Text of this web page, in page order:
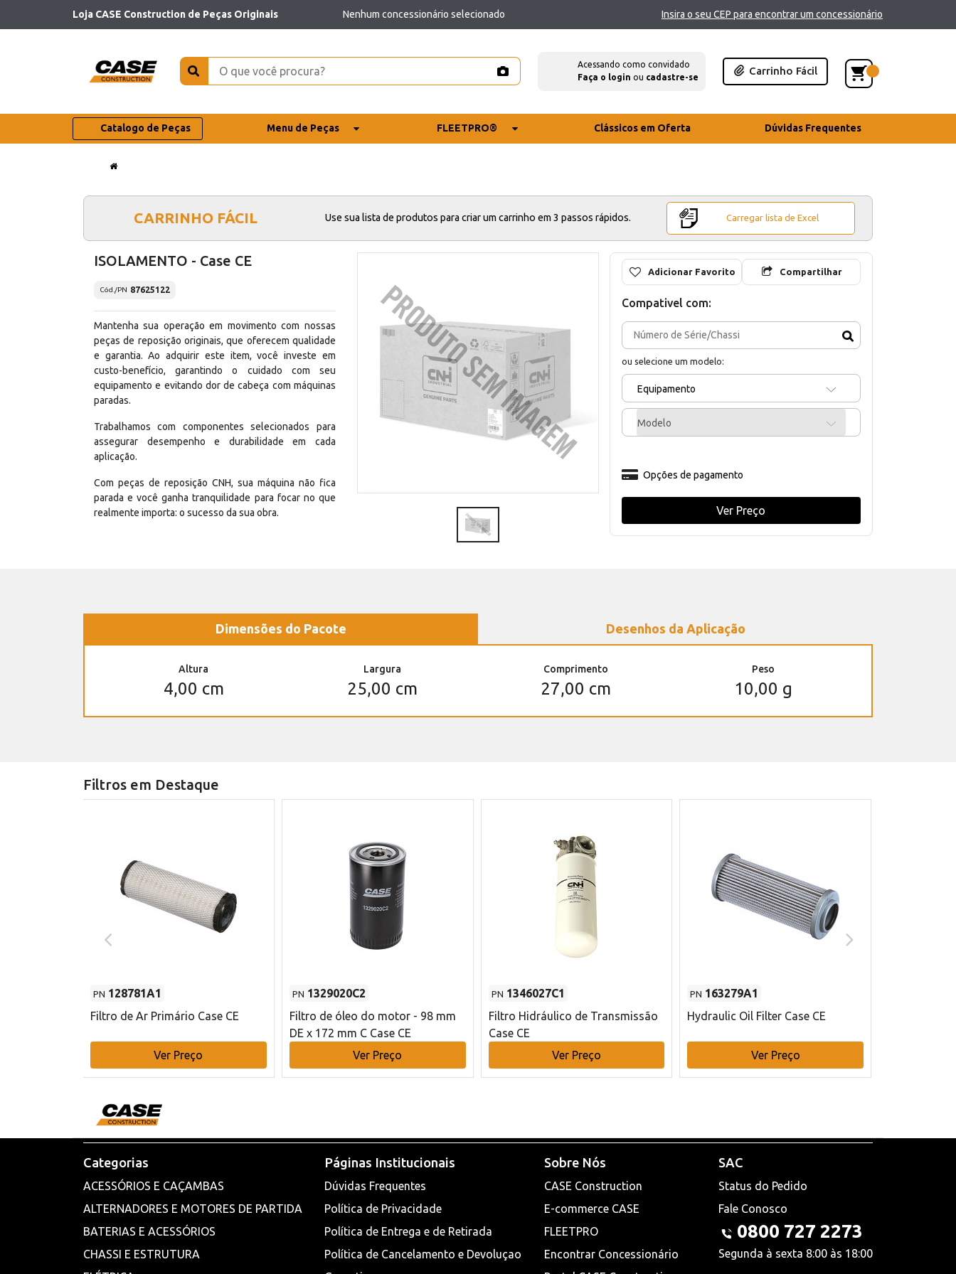
Loja CASE Construction de Peças Originais Nenhum concessionário selecionado Insira o seu CEP para encontrar um concessionário
Acessando como convidado
Faça o login ou cadastre-se
Carrinho Fácil
Catalogo de Peças Menu de Peças FLEETPRO® Clássicos em Oferta Dúvidas Frequentes
CARRINHO FÁCIL Use sua lista de produtos para criar um carrinho em 3 passos rápidos. Carregar lista de Excel
ISOLAMENTO - Case CE
Cód./PN 87625122
Mantenha sua operação em movimento com nossas
peças de reposição originais, que oferecem qualidade
e garantia. Ao adquirir este item, você investe em
custo-benefício, garantindo o cuidado com seu
equipamento e evitando dor de cabeça com máquinas
paradas.
Trabalhamos com componentes selecionados para
assegurar desempenho e durabilidade em cada
aplicação.
Com peças de reposição CNH, sua máquina não fica
parada e você ganha tranquilidade para focar no que
realmente importa: o sucesso da sua obra.
Adicionar Favorito Compartilhar
Compativel com:
ou selecione um modelo:
Equipamento
Modelo
Opções de pagamento
Ver Preço
Dimensões do Pacote Desenhos da Aplicação
Altura
4,00 cm
Largura
25,00 cm
Comprimento
27,00 cm
Peso
10,00 g
Filtros em Destaque
PN 128781A1
Filtro de Ar Primário Case CE
Ver Preço
PN 1329020C2
Filtro de óleo do motor - 98 mm
DE x 172 mm C Case CE
Ver Preço
PN 1346027C1
Filtro Hidráulico de Transmissão
Case CE
Ver Preço
PN 163279A1
Hydraulic Oil Filter Case CE
Ver Preço
Categorias
ACESSÓRIOS E CAÇAMBAS
ALTERNADORES E MOTORES DE PARTIDA
BATERIAS E ACESSÓRIOS
CHASSI E ESTRUTURA
Páginas Institucionais
Dúvidas Frequentes
Política de Privacidade
Política de Entrega e de Retirada
Política de Cancelamento e Devoluçao
Sobre Nós
CASE Construction
E-commerce CASE
FLEETPRO
Encontrar Concessionário
SAC
Status do Pedido
Fale Conosco
0800 727 2273
Segunda à sexta 8:00 às 18:00